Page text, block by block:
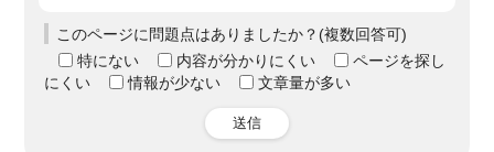
このページに問題点はありましたか？(複数回答可)
特にない
内容が分かりにくい
ページを探し
にくい
情報が少ない 文章量が多い
送信